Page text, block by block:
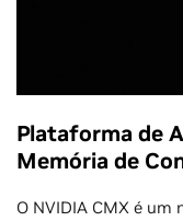
Plataforma de
Memória de
O NVIDIA CMX é